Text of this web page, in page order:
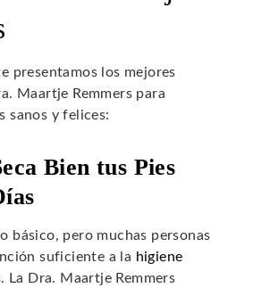
presentamos los mejores
Maartje Remmers para
sanos y felices:
Bien tus Pies
básico, pero muchas personas
suficiente a la higiene
. La Dra. Maartje Remmers